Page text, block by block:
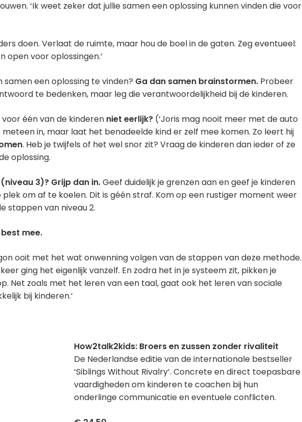
‘Ik weet zeker dat jullie samen een oplossing kunnen vinden die voor
doen. Verlaat de ruimte, maar hou de boel in de gaten. Zeg eventueel:
open voor oplossingen.’
samen een oplossing te vinden? Ga dan samen brainstormen. Probeer
te bedenken, maar leg die verantwoordelijkheid bij de kinderen.
één van de kinderen niet eerlijk? (‘Joris mag nooit meer met de auto
meteen in, maar laat het benadeelde kind er zelf mee komen. Zo leert hij
. Heb je twijfels of het wel snor zit? Vraag de kinderen dan ieder of ze
oplossing.
3)? Grijp dan in.Geef duidelijk je grenzen aan en geef je kinderen
plek om af te koelen. Dit is géén straf. Kom op een rustiger moment weer
stappen van niveau 2.
mee.
ooit met het wat onwenning volgen van de stappen van deze methode.
ging het eigenlijk vanzelf. En zodra het in je systeem zit, pikken je
Net zoals met het leren van een taal, gaat ook het leren van sociale
bij kinderen.’
How2talk2kids: Broers en zussen zonder rivaliteit
De Nederlandse editie van de internationale bestseller
‘Siblings Without Rivalry’. Concrete en direct toepasbare
vaardigheden om kinderen te coachen bij hun
onderlinge communicatie en eventuele conflicten.